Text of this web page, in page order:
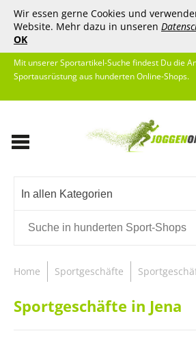
Wir essen gerne Cookies und
Website. Mehr dazu in unseren
OK
Mit unserer Sportartikel-Suche findest Du die
Sportausrüstung aus hunderten Online-Shops.
In allen Kategorien
Home Sportgeschäfte
Sportgeschäfte in Jena